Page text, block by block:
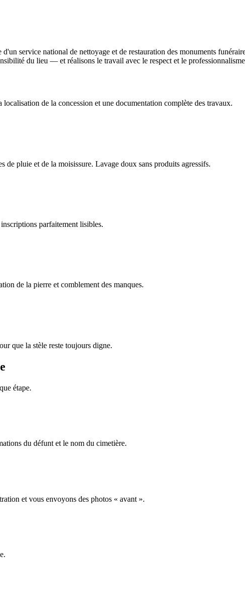
service national de nettoyage et de restauration des monuments
du lieu — et réalisons le travail avec le respect et le
de la concession et une documentation complète des travaux.
de pluie et de la moisissure. Lavage doux sans produits agressifs.
parfaitement lisibles.
de la pierre et comblement des manques.
que la stèle reste toujours digne.
étape.
du défunt et le nom du cimetière.
et vous envoyons des photos « avant ».